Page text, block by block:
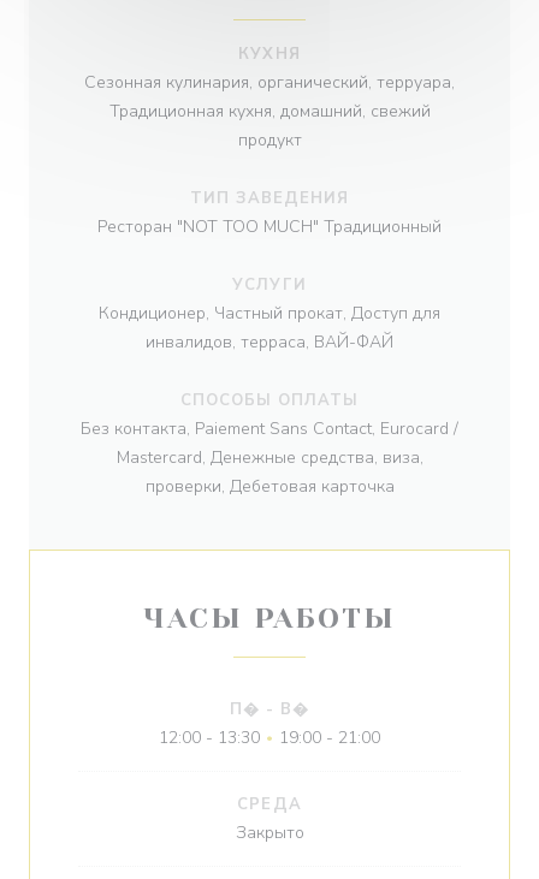
КУХНЯ
Сезонная кулинария, органический, терруара,
Традиционная кухня, домашний, свежий
продукт
ТИП ЗАВЕДЕНИЯ
Ресторан "NOT TOO MUCH" Традиционный
УСЛУГИ
Кондиционер, Частный прокат, Доступ для
инвалидов, терраса, ВАЙ-ФАЙ
СПОСОБЫ ОПЛАТЫ
Без контакта, Paiement Sans Contact, Eurocard /
Mastercard, Денежные средства, виза,
проверки, Дебетовая карточка
ЧАСЫ РАБОТЫ
П� - В�
12:00 - 13:30 • 19:00 - 21:00
СРЕДА
Закрыто